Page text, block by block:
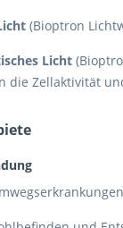
(Bioptron
Licht
die Zellaktivität